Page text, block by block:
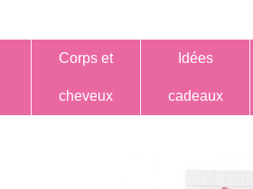
Corps et
cheveux
Idées
cadeaux